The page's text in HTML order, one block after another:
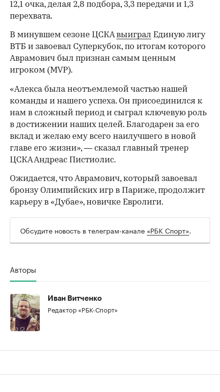
12,1 очка, делая 2,8 подбора, 3,3 передачи и 1,3
перехвата.
В минувшем сезоне ЦСКАвыиграл Единую лигу
ВТБ и завоевал Суперкубок, по итогам которого
Аврамович был признан самым ценным
игроком (MVP).
00:00 00:00
«Алекса была неотъемлемой частью нашей
команды и нашего успеха. Он присоединился к
нам в сложный период и сыграл ключевую роль
в достижении наших целей. Благодарен за его
вклад и желаю ему всего наилучшего в новой
главе его жизни», — сказал главный тренер
ЦСКА Андреас Пистиолис.
Ожидается, что Аврамович, который завоевал
бронзу Олимпийских игр в Париже, продолжит
карьеру в «Дубае», новичке Евролиги.
Обсудите новость в телеграм-канале «РБК Спорт».
Авторы
Иван Витченко
Редактор «РБК-Спорт»